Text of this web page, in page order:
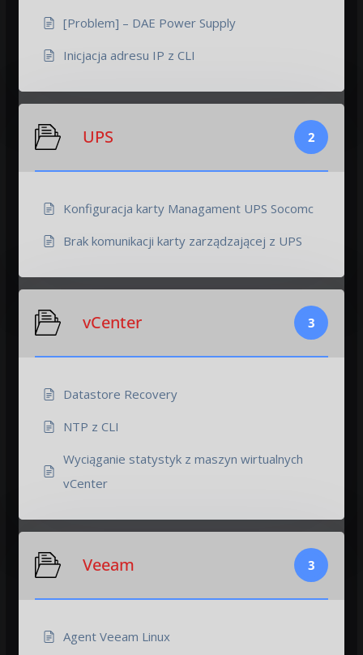
[Problem] – DAE Power Supply
Inicjacja adresu IP z CLI
UPS 2
Konfiguracja karty Managament UPS Socomc
Brak komunikacji karty zarządzającej z UPS
vCenter 3
Datastore Recovery
NTP z CLI
Wyciąganie statystyk z maszyn wirtualnych
vCenter
Veeam 3
Agent Veeam Linux